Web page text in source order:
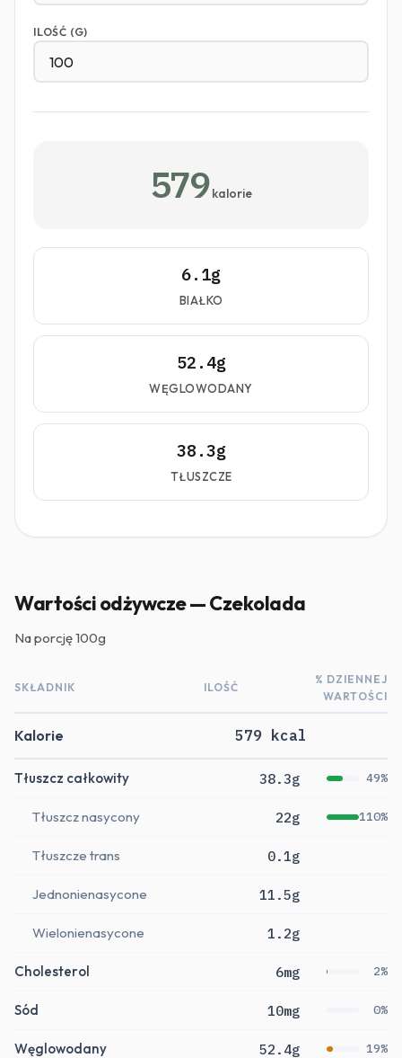
ILOŚĆ (G)
579 kalorie
6.1g
BIAŁKO
52.4g
WĘGLOWODANY
38.3g
TŁUSZCZE
Wartości odżywcze — Czekolada
Na porcję100g
SKŁADNIK ILOŚĆ
% DZIENNEJ
WARTOŚCI
Kalorie 579 kcal
Tłuszcz całkowity 38.3g 49%
Tłuszcz nasycony 22g 110%
Tłuszcze trans 0.1g
Jednonienasycone 11.5g
Wielonienasycone 1.2g
Cholesterol 6mg 2%
Sód 10mg 0%
Węglowodany 52.4g 19%